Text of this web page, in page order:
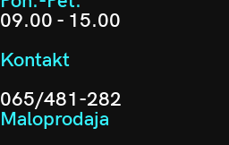
09.00 - 15.00
Kontakt
065/481-282
Maloprodaja